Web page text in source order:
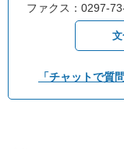
ファクス：0297-
「チャットで質